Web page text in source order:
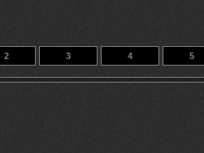
2 3 4 5
12 13 14 347